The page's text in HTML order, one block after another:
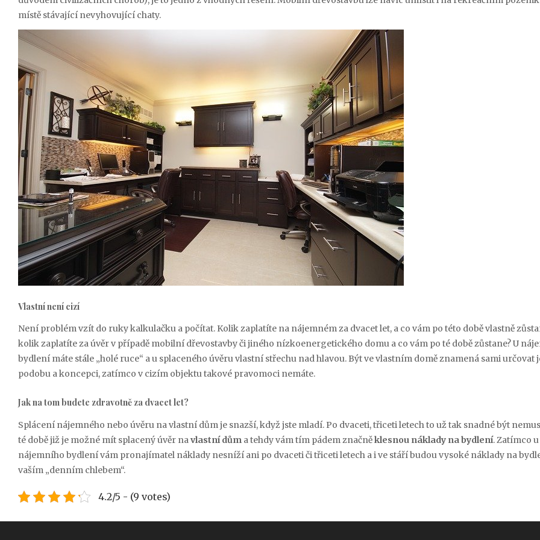
místě stávající nevyhovující chaty.
Vlastní není cizí
Není problém vzít do ruky kalkulačku a počítat. Kolik zaplatíte na nájemném za dvacet let, a co vám po této době vlastně
kolik zaplatíte za úvěr v případě mobilní dřevostavby či jiného nízkoenergetického domu a co vám po té době zůstane? U
bydlení máte stále „holé ruce“ a u splaceného úvěru vlastní střechu nad hlavou. Být ve vlastním domě znamená sami určovat
podobu a koncepci, zatímco v cizím objektu takové pravomoci nemáte.
Jak na tom budete zdravotně za dvacet let?
Splácení nájemného nebo úvěru na vlastní dům je snazší, když jste mladí. Po dvaceti, třiceti letech to už tak snadné být
té době již je možné mít splacený úvěr navlastní dům a tehdy vám tím pádem značněklesnou náklady na bydlení. Zatímco u
nájemního bydlení vám pronajímatel náklady nesníží ani po dvaceti či třiceti letech a i ve stáří budou vysoké náklady na
vaším „denním chlebem“.
4.2/5 - (9 votes)